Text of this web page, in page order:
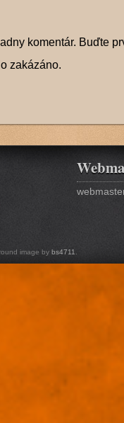
komentár. Buďte
zakázáno.
image by bs4711